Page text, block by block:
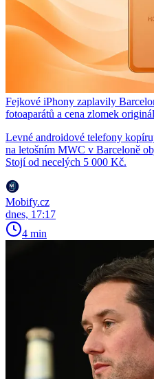
Fejkové iPhony zaplavily
fotoaparátů a cena zlomek
Levné androidové telefony
na letošním MWC v Barceloně
Stojí od necelých 5 000 Kč.
Mobify.cz
dnes, 17:17
4 min